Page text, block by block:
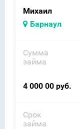
Михаил
Барнаул
Сумма
займа
4 000 00 руб.
Срок
займа